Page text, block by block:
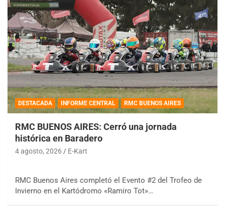
DESTACADA INFORME CENTRAL RMC BUENOS AIRES
RMC BUENOS AIRES: Cerró una jornada
histórica en Baradero
4 agosto, 2026 E-Kart
RMC Buenos Aires completó el Evento #2 del Trofeo de
Invierno en el Kartódromo «Ramiro Tot»…